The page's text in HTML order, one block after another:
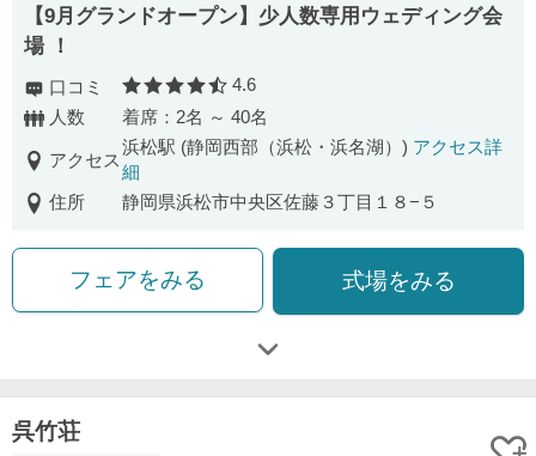
【9月グランドオープン】少人数専用ウェディング会
場 ！
口コミ 口コミ評価
4.6
人数
着席：2名 ～ 40名
アクセス
浜松駅 (静岡西部（浜松・浜名湖）) アクセス詳
細
住所
静岡県浜松市中央区佐藤３丁目１８−５
フェアをみる 式場をみる
呉竹荘